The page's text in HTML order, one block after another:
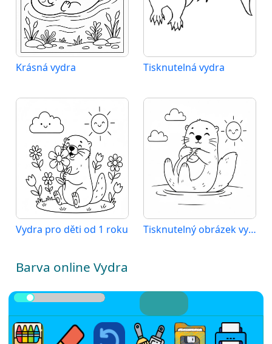
Krásná vydra Tisknutelná vydra
Vydra pro děti od 1 roku Tisknutelný obrázek vydry
Barva online Vydra